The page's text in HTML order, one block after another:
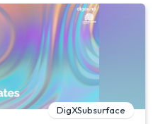
DigXSubsurface